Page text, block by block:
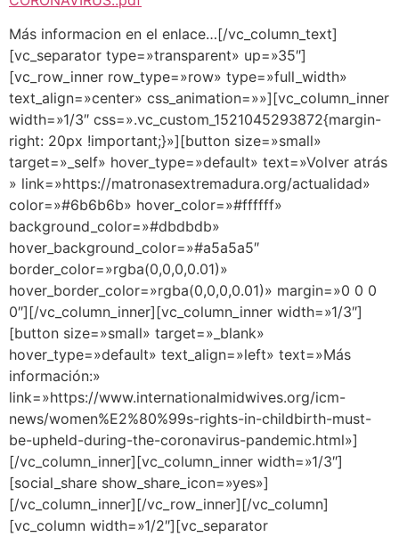
Más informacion en el enlace…[/vc_column_text]
[vc_separator type=»transparent» up=»35″]
[vc_row_inner row_type=»row» type=»full_width»
text_align=»center» css_animation=»»][vc_column_inner
width=»1/3″ css=».vc_custom_1521045293872{margin-
right: 20px !important;}»][button size=»small»
target=»_self» hover_type=»default» text=»Volver atrás
» link=»https://matronasextremadura.org/actualidad»
color=»#6b6b6b» hover_color=»#ffffff»
background_color=»#dbdbdb»
hover_background_color=»#a5a5a5″
border_color=»rgba(0,0,0,0.01)»
hover_border_color=»rgba(0,0,0,0.01)» margin=»0 0 0
0″][/vc_column_inner][vc_column_inner width=»1/3″]
[button size=»small» target=»_blank»
hover_type=»default» text_align=»left» text=»Más
información:»
link=»https://www.internationalmidwives.org/icm-
news/women%E2%80%99s-rights-in-childbirth-must-
be-upheld-during-the-coronavirus-pandemic.html»]
[/vc_column_inner][vc_column_inner width=»1/3″]
[social_share show_share_icon=»yes»]
[/vc_column_inner][/vc_row_inner][/vc_column]
[vc_column width=»1/2″][vc_separator